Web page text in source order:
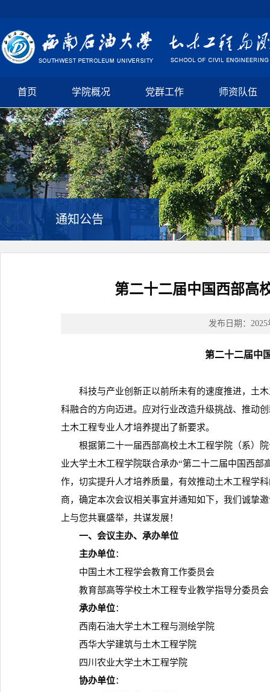
首页 学院概况 党群工作 师资队伍
通知公告
第二十二届中国西部高
发布日期：
第二十二届中
科技与产业创新正以前所未有的速度推进，土木
科融合的方向迈进。应对行业改造升级挑战、推动
土木工程专业人才培养提出了新要求。
根据第二十一届西部高校土木工程学院（系）院
业大学土木工程学院联合承办“第二十二届中国西
作，切实提升人才培养质量，有效推动土木工程学
商，确定本次会议相关事宜并通知如下，我们诚挚
上与您共襄盛举，共谋发展！
一、会议主办、承办单位
主办单位：
中国土木工程学会教育工作委员会
教育部高等学校土木工程专业教学指导分委员会
承办单位：
西南石油大学土木工程与测绘学院
西华大学建筑与土木工程学院
四川农业大学土木工程学院
协办单位：